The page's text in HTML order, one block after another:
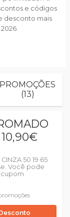
PROMOÇÕES
(13)
50 19 65
Você pode
e códigos
desconto mais